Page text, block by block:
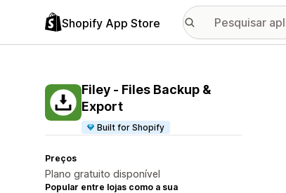
Shopify App Store
Filey ‑ Files Backup &
Export
Built for Shopify
Preços
Plano gratuito disponível
Popular entre lojas como a sua